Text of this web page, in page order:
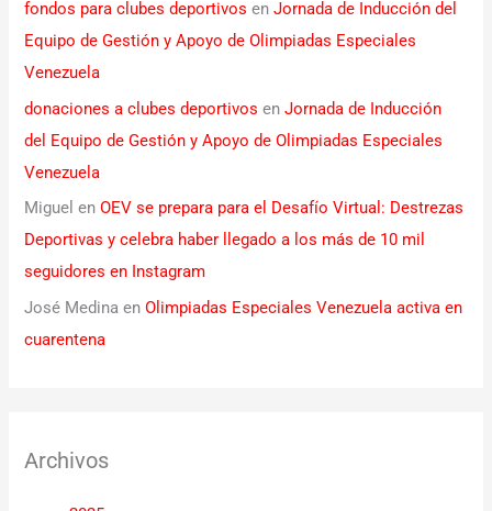
fondos para clubes deportivos enJornada de Inducción del
Equipo de Gestión y Apoyo de Olimpiadas Especiales
Venezuela
donaciones a clubes deportivos enJornada de Inducción
del Equipo de Gestión y Apoyo de Olimpiadas Especiales
Venezuela
Miguel enOEV se prepara para el Desafío Virtual: Destrezas
Deportivas y celebra haber llegado a los más de 10 mil
seguidores en Instagram
José Medina enOlimpiadas Especiales Venezuela activa en
cuarentena
Archivos